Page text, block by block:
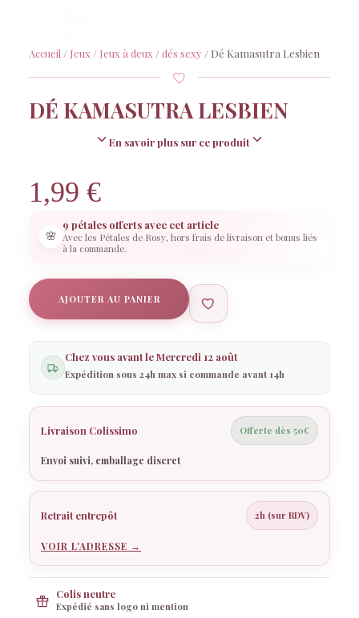
Accueil / Jeux / Jeux à deux /dés sexy / Dé Kamasutra Lesbien
DÉ KAMASUTRA LESBIEN
En savoir plus sur ce produit
1,99 €
🌸
9 pétales offerts avec cet article
Avec les Pétales de Rosy, hors frais de livraison et bonus liés
à la commande.
AJOUTER AU PANIER
Chez vous avant leMercredi 12 août
Expédition sous 24h max si commande avant 14h
Livraison Colissimo Offerte dès 50€
Envoi suivi, emballage discret
Retrait entrepôt 2h (sur RDV)
VOIR L'ADRESSE →
Colis neutre
Expédié sans logo ni mention
Rosy